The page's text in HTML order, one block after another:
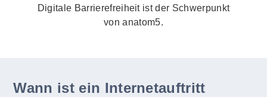
Digitale Barrierefreiheit ist der Schwerpunkt
von anatom5.
Wann ist ein Internetauftritt